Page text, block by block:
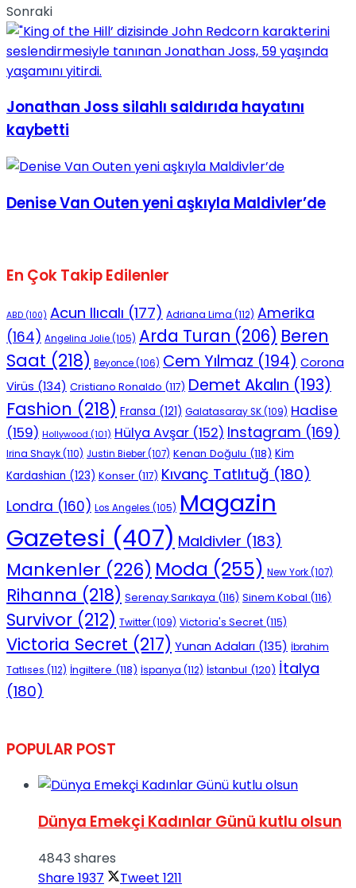
Sonraki
Jonathan Joss silahlı saldırıda hayatını
kaybetti
Denise Van Outen yeni aşkıyla Maldivler’de
En Çok Takip Edilenler
ABD (100) Acun Ilıcalı (177) Adriana Lima (112) Amerika
(164) Angelina Jolie(105) Arda Turan (206) Beren
Saat (218) Beyonce(106) Cem Yılmaz (194) Corona
Virüs (134) Cristiano Ronaldo (117) Demet Akalın (193)
Fashion (218) Fransa (121) Galatasaray SK(109) Hadise
(159) Hollywood (101) Hülya Avşar (152) Instagram (169)
Irina Shayk(110) Justin Bieber(107) Kenan Doğulu (118) Kim
Kardashian (123) Konser (117) Kıvanç Tatlıtuğ (180)
Londra (160) Los Angeles (105) Magazin
Gazetesi (407) Maldivler (183)
Mankenler (226) Moda (255) New York(107)
Rihanna (218) Serenay Sarıkaya (116) Sinem Kobal (116)
Survivor (212) Twitter(109) Victoria's Secret (115)
Victoria Secret (217) Yunan Adaları (135) İbrahim
Tatlıses (112) İngiltere (118) İspanya (112) İstanbul (120) İtalya
(180)
POPULAR POST
Dünya Emekçi Kadınlar Günü kutlu olsun
4843 shares
Share1937 Tweet 1211